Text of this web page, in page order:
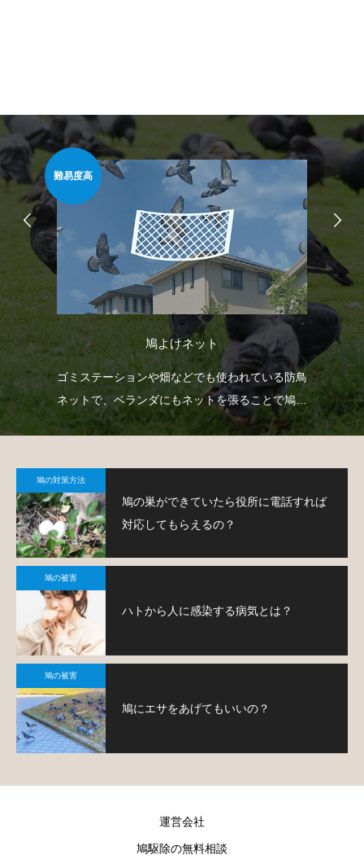
難易度高
鳩よけネット
ゴミステーションや畑などでも使われている防鳥
ネットで、ベランダにもネットを張ることで鳩対
策が可能です。
鳩の対策方法
鳩の巣ができていたら役所に電話すれば
対応してもらえるの？
鳩の被害
ハトから人に感染する病気とは？
鳩の被害
鳩にエサをあげてもいいの？
運営会社
鳩駆除の無料相談